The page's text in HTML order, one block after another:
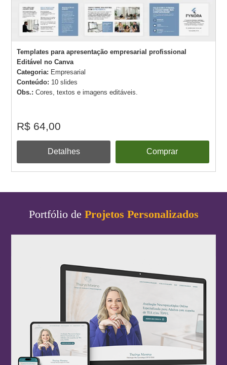
Templates para apresentação empresarial profissional
Editável no Canva
Categoria: Empresarial
Conteúdo: 10 slides
Obs.:Cores, textos e imagens editáveis.
R$ 64,00
Detalhes Comprar
Portfólio de Projetos Personalizados